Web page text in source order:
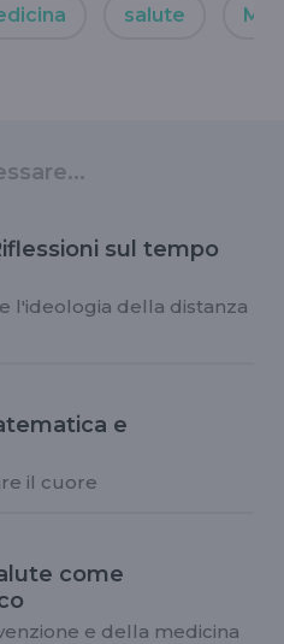
salute
sul tempo
l'ideologia della distanza
e
il cuore
come
e della medicina